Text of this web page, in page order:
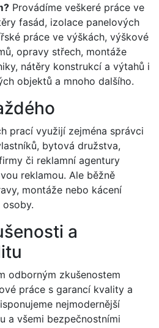
Provádíme veškeré práce ve
fasád, izolace panelových
práce ve výškách, výškové
opravy střech, montáže
nátěry konstrukcí a výtahů i
objektů a mnoho dalšího.
prací využijí zejména správci
bytová družstva,
či reklamní agentury
reklamou. Ale běžně
montáže nebo kácení
a
odborným zkušenostem
práce s garancí kvality a
nejmodernější
a všemi bezpečnostními